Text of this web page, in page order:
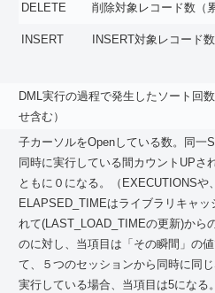
DELETE 削除対象レコード数（
INSERT INSERT対象レコード
DML実行の過程で発生したソート回
せ含む）
子カーソルをOpenしている数。同一
同時に実行している間カウントUPさ
ともに０になる。（ EXECUTIONSや
ELAPSED_TIMEはライブラリキャッ
れて(LAST_LOAD_TIMEの更新)から
のに対し、当項目は「その瞬間」の
て、５つのセッションから同時に同
実行している場合、当項目は5になる